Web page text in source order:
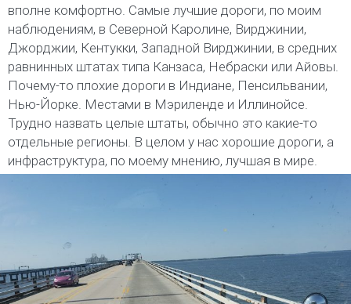
вполне комфортно. Самые лучшие дороги, по моим
наблюдениям, в Северной Каролине, Вирджинии,
Джорджии, Кентукки, Западной Вирджинии, в средних
равнинных штатах типа Канзаса, Небраски или Айовы.
Почему-то плохие дороги в Индиане, Пенсильвании,
Нью-Йорке. Местами в Мэриленде и Иллинойсе.
Трудно назвать целые штаты, обычно это какие-то
отдельные регионы. В целом у нас хорошие дороги, а
инфраструктура, по моему мнению, лучшая в мире.